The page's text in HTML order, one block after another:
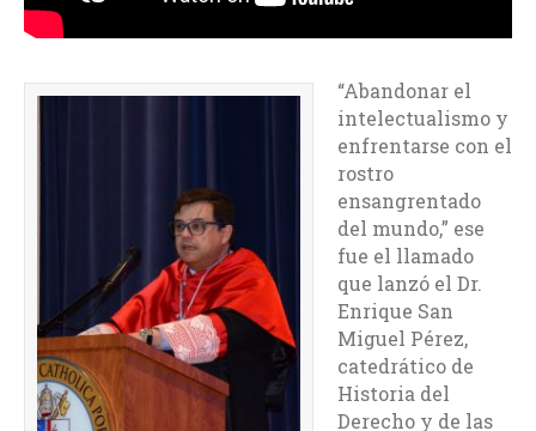
“Abandonar el
intelectualismo y
enfrentarse con el
rostro
ensangrentado
del mundo,” ese
fue el llamado
que lanzó el Dr.
Enrique San
Miguel Pérez,
catedrático de
Historia del
Derecho y de las